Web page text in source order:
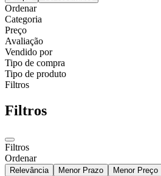
Ordenar
Categoria
Preço
Avaliação
Vendido por
Tipo de compra
Tipo de produto
Filtros
Filtros
Filtros
Ordenar
Relevância Menor Prazo Menor Preço